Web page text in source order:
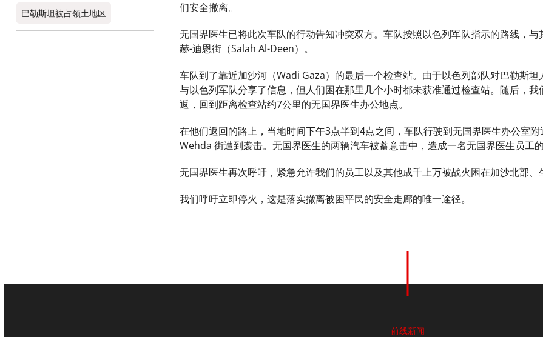
巴勒斯坦被占领土地区
们安全撤离。
无国界医生已将此次车队的行动告知冲突双方。车队按照以色列军队指示的路线，
赫-迪恩街（Salah Al-Deen）。
车队到了靠近加沙河（Wadi Gaza）的最后一个检查站。由于以色列部队对巴勒斯
与以色列军队分享了信息，但人们困在那里几个小时都未获准通过检查站。随后，
返，回到距离检查站约7公里的无国界医生办公地点。
在他们返回的路上，当地时间下午3点半到4点之间，车队行驶到无国界医生办公室
Wehda 街遭到袭击。无国界医生的两辆汽车被蓄意击中，造成一名无国界医生员工
无国界医生再次呼吁，紧急允许我们的员工以及其他成千上万被战火困在加沙北部、
我们呼吁立即停火，这是落实撤离被困平民的安全走廊的唯一途径。
前线新闻